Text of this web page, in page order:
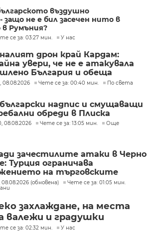
въздушно
не е бил засечен нито в
Румъния?
се за: 03:27 мин. У нас
дрон край Кардам:
увери, че не е атакувала
България и обеща
08.08.2026 Чете се за: 00:40 мин. По света
надпис и смущаващи
обреди в Плиска
08.08.2026 Чете се за: 13:05 мин. Още
зачестилите атаки в Черно
Турция ограничава
на търговските
08.08.2026 (обновена)
Чете се за: 01:05 мин.
захлаждане, на места
валежи и градушки
се за: 02:32 мин. У нас